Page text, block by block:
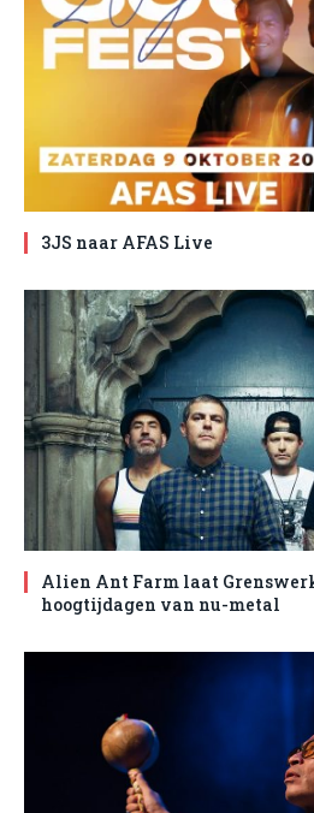
3JS naar AFAS Live
Alien Ant Farm laat
hoogtijdagen van nu-metal